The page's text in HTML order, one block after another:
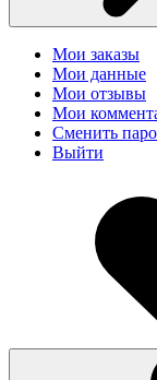
Мои заказы
Мои данные
Мои отзывы
Мои
Сменить
Выйти